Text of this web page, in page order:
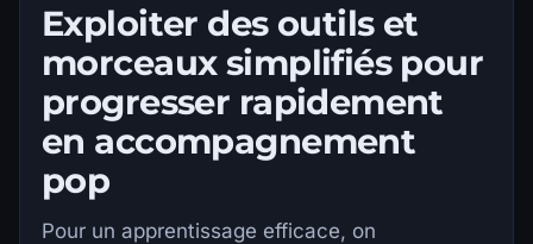
Exploiter des outils et
morceaux simplifiés pour
progresser rapidement
en accompagnement
pop
Pour un apprentissage efficace, on